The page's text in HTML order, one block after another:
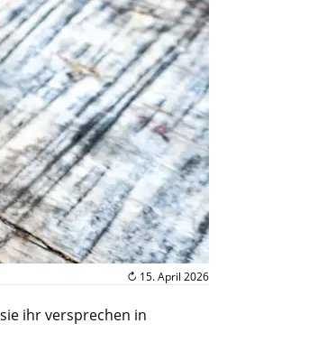
↻ 15. April 2026
ihr versprechen in